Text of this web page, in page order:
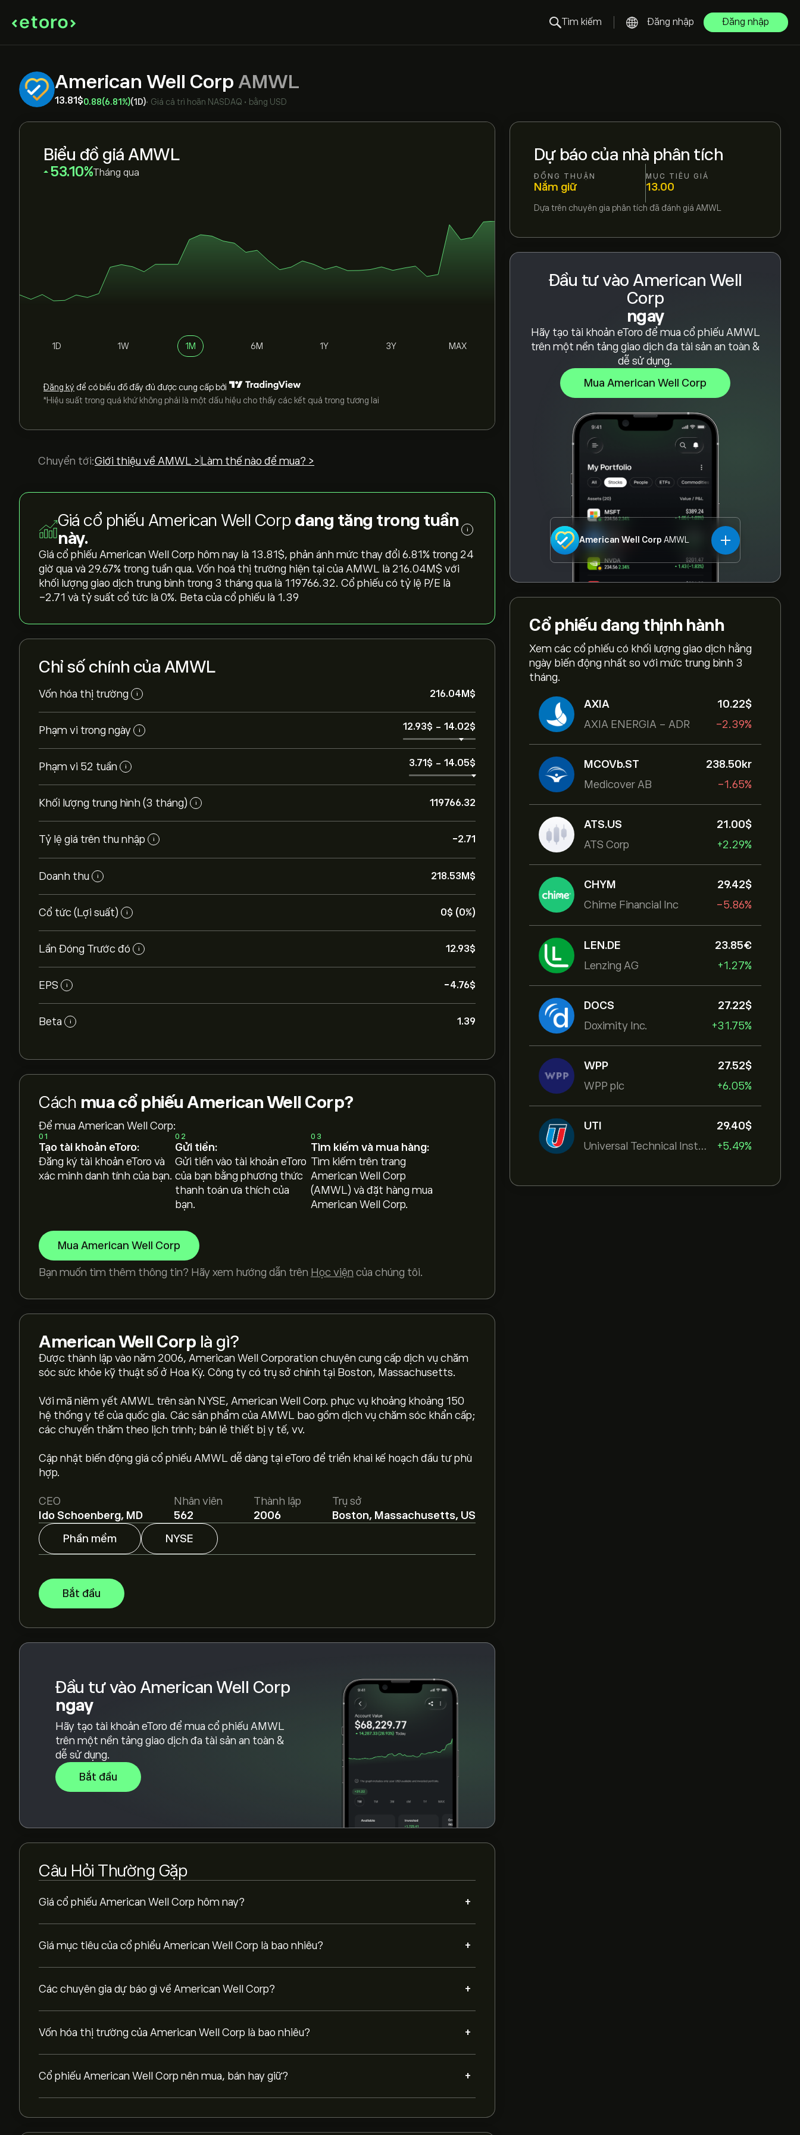
Tìm kiếm Đăng nhập Đăng nhập
American Well Corp AMWL
13.81‎$‎0.88(6.81%)(1D)• Giá cả trì hoãn NASDAQ • bằng USD
Dự báo của nhà phân tích
ĐỒNG THUẬN
Nắm giữ
MỤC TIÊU GIÁ
13.00
Dựa trên chuyên gia phân tích đã đánh giá AMWL
Đầu tư vào American Well
Corp
ngay
Hãy tạo tài khoản eToro để mua cổ phiếu AMWL
trên một nền tảng giao dịch đa tài sản an toàn &
dễ sử dụng.
Mua American Well Corp
American Well Corp AMWL
Cổ phiếu đang thịnh hành
Xem các cổ phiếu có khối lượng giao dịch hằng
ngày biến động nhất so với mức trung bình 3
tháng.
AXIA
AXIA ENERGIA - ADR
10.22‎$‎
-2.39%
MCOVb.ST
Medicover AB
238.50‎kr‎
-1.65%
ATS.US
ATS Corp
21.00‎$‎
+2.29%
CHYM
Chime Financial Inc
29.42‎$‎
-5.86%
LEN.DE
Lenzing AG
23.85‎€‎
+1.27%
DOCS
Doximity Inc.
27.22‎$‎
+31.75%
WPP
WPP plc
27.52‎$‎
+6.05%
UTI
Universal Technical Institut
29.40‎$‎
+5.49%
Biểu đồ giá AMWL
‎53.10‎ Tháng qua
1D 1W 1M 6M 1Y 3Y MAX
Đăng ký để có biểu đồ đầy đủ được cung cấp bởi
*Hiệu suất trong quá khứ không phải là một dấu hiệu cho thấy các kết quả trong tương lai
Chuyển tới:Giới thiệu về AMWL > Làm thế nào để mua? >
Giá cổ phiếu American Well Corp đang tăng trong tuần
này.
i
Giá cổ phiếu American Well Corp hôm nay là 13.81‎$‎, phản ánh mức thay đổi ‎6.81‎% trong 24
giờ qua và ‎29.67‎% trong tuần qua. Vốn hoá thị trường hiện tại của AMWL là 216.04M‎$‎ với
khối lượng giao dịch trung bình trong 3 tháng qua là 119766.32. Cổ phiếu có tỷ lệ P/E là
-2.71 và tỷ suất cổ tức là 0%. Beta của cổ phiếu là 1.39
Chỉ số chính của AMWL
Vốn hóa thị trường i 216.04M‎$‎
Phạm vi trong ngày i 12.93‎$‎ - 14.02‎$‎
Phạm vi 52 tuần i 3.71‎$‎ - 14.05‎$‎
Khối lượng trung hình (3 tháng) i 119766.32
Tỷ lệ giá trên thu nhập i -2.71
Doanh thu i 218.53M‎$‎
Cổ tức (Lợi suất) i 0‎$‎ (0%)
Lần Đóng Trước đó i 12.93‎$‎
EPS i -4.76‎$‎
Beta i 1.39
Cách mua cổ phiếu American Well Corp?
Để mua American Well Corp:
01
Tạo tài khoản eToro:
Đăng ký tài khoản eToro và
xác minh danh tính của bạn.
02
Gửi tiền:
Gửi tiền vào tài khoản eToro
của bạn bằng phương thức
thanh toán ưa thích của
bạn.
03
Tìm kiếm và mua hàng:
Tìm kiếm trên trang
American Well Corp
(AMWL) và đặt hàng mua
American Well Corp.
Mua American Well Corp
Bạn muốn tìm thêm thông tin? Hãy xem hướng dẫn trên Học viện của chúng tôi.
American Well Corp là gì?
Được thành lập vào năm 2006, American Well Corporation chuyên cung cấp dịch vụ chăm
sóc sức khỏe kỹ thuật số ở Hoa Kỳ. Công ty có trụ sở chính tại Boston, Massachusetts.
Với mã niêm yết AMWL trên sàn NYSE, American Well Corp. phục vụ khoảng khoảng 150
hệ thống y tế của quốc gia. Các sản phẩm của AMWL bao gồm dịch vụ chăm sóc khẩn cấp;
các chuyến thăm theo lịch trình; bán lẻ thiết bị y tế, vv.
Cập nhật biến động giá cổ phiếu AMWL dễ dàng tại eToro để triển khai kế hoạch đầu tư phù
hợp.
CEO
Ido Schoenberg, MD
Nhân viên
562
Thành lập
2006
Trụ sở
Boston, Massachusetts, US
Phần mềm
NYSE
Bắt đầu
Đầu tư vào American Well Corp
ngay
Hãy tạo tài khoản eToro để mua cổ phiếu AMWL
trên một nền tảng giao dịch đa tài sản an toàn &
dễ sử dụng.
Bắt đầu
Câu Hỏi Thường Gặp
Giá cổ phiếu American Well Corp hôm nay? +
Giá AMWL hôm nay là 13.81‎$‎.
Giá mục tiêu của cổ phiểu American Well Corp là bao nhiêu? +
Giá mục tiêu trung bình của American Well Corp là 13.81‎$‎.
Các chuyên gia dự báo gì về American Well Corp? +
Các chuyên gia dự báo giá American Well Corp dựa trên xu hướng thị trường, báo cáo tài
chính và dự kiến tăng trưởng. Hãy kiểm tra dự báo mới nhất về giá tương lai.
Vốn hóa thị trường của American Well Corp là bao nhiêu? +
Cổ phiếu American Well Corp nên mua, bán hay giữ? +
Dựa trên khuyến nghị từ 4 nhà phân tích đối với AMWL trong 3 tháng qua, sự đồng thuận